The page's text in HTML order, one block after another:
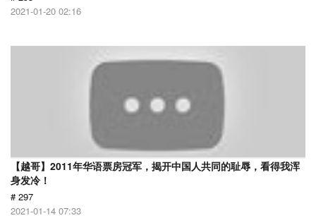
2021-01-20 02:16
【越哥】2011年华语票房冠军，揭开中国人共同的耻辱，看得我浑
身发冷！
# 297
2021-01-14 07:33